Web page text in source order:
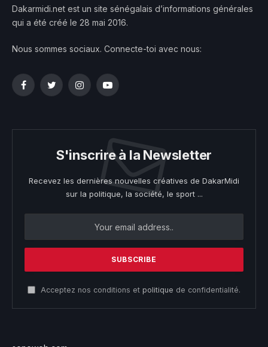
Dakarmidi.net est un site sénégalais d’informations générales
qui a été créé le 28 mai 2016.
Nous sommes sociaux. Connecte-toi avec nous:
FacebookTwitterInstagramYouTube
S'inscrire à la Newsletter
Recevez les dernières nouvelles créatives de DakarMidi
sur la politique, la société, le sport ...
Acceptez nos conditions et politique de confidentialité.